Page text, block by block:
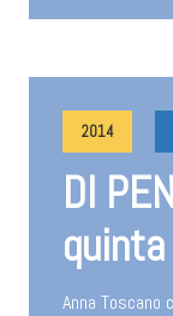
2014
DI
Anna Toscano